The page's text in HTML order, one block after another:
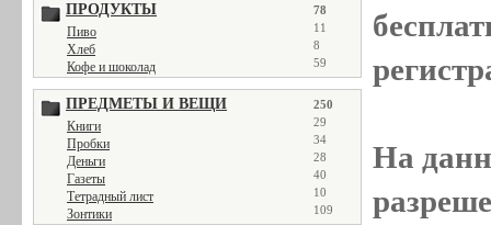
ПРОДУКТЫ 78
Пиво 11
Хлеб 8
Кофе и шоколад 59
ПРЕДМЕТЫ И ВЕЩИ 250
Книги 29
Пробки 34
Деньги 28
Газеты 40
Тетрадный лист 10
Зонтики 109
На